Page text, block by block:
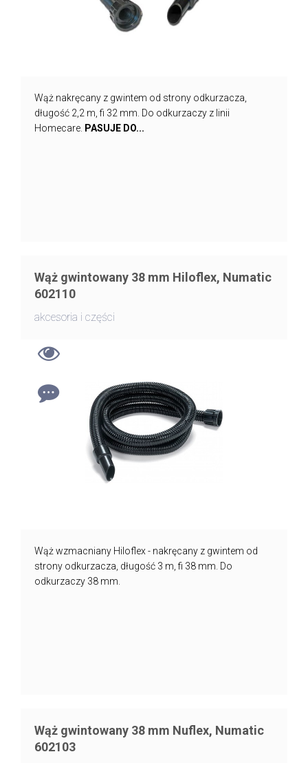
Wąż nakręcany z gwintem od strony odkurzacza,
długość 2,2 m, fi 32 mm. Do odkurzaczy z linii
Homecare. PASUJE DO...
Wąż gwintowany 38 mm Hiloflex, Numatic
602110
akcesoria i części
Wąż wzmacniany Hiloflex - nakręcany z gwintem od
strony odkurzacza, długość 3 m, fi 38 mm. Do
odkurzaczy 38 mm.
Wąż gwintowany 38 mm Nuflex, Numatic
602103